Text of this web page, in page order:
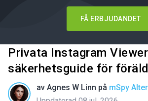
FÅ ERBJUDANDET
Privata Instagram
säkerhetsguide för
av Agnes W Linn på mSpy